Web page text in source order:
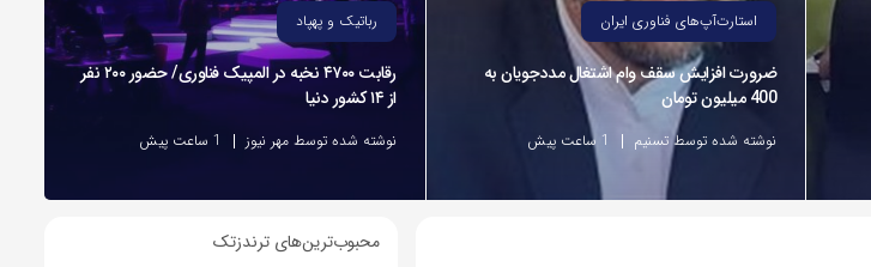
استارت‌آپ‌های فناوری ایران
ضرورت افزایش سقف وام اشتغال مددجویان به
400 میلیون تومان
نوشته شده توسط تسنیم 1 ساعت پیش
رباتیک و پهپاد
رقابت ۴۷۰۰ نخبه در المپیک فناوری/ حضور ۲۰۰ نفر
از ۱۴ کشور دنیا
نوشته شده توسط مهر نیوز 1 ساعت پیش
محبوب‌ترین‌های ترندزتک